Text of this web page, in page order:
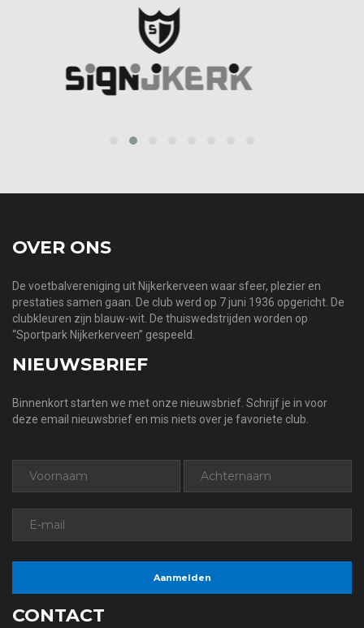
OVER ONS
De voetbalvereniging uit Nijkerkerveen waar sfeer, plezier en
prestaties samen gaan. De club werd op 7 juni 1936 opgericht. De
clubkleuren zijn blauw-wit. De thuiswedstrijden worden op
“Sportpark Nijkerkerveen” gespeeld.
NIEUWSBRIEF
Binnenkort starten we met onze nieuwsbrief. Schrijf je in voor
deze email nieuwsbrief en mis niets over je favoriete club.
CONTACT